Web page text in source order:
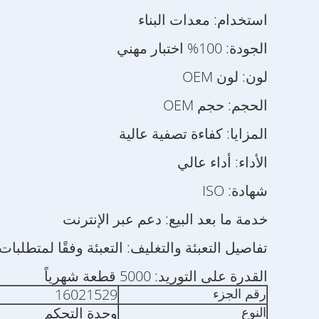
استخدام: معدات البناء
الجودة: 100% اختبار مهني
لون: لون OEM
الحجم: حجم OEM
المزايا: كفاءة تصفية عالية
الأداء: أداء عالي
شهادة: ISO
خدمة ما بعد البيع: دعم عبر الإنترنت
تفاصيل التعبئة والتغليف: التعبئة وفقًا
القدرة على التوريد: 5000 قطعة شهرياً
رقم الجزء 16021529
النوع
وحدة التحكم